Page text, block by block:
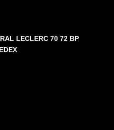
LECLERC 70 72 BP